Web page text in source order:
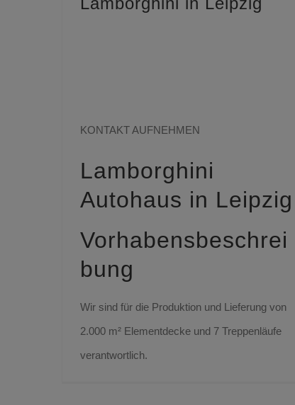
KONTAKT AUFNEHMEN
Lamborghini
Autohaus in Leipzig
Vorhabensbeschrei
bung
Wir sind für die Produktion und Lieferung von
2.000 m² Elementdecke und 7 Treppenläufe
verantwortlich.